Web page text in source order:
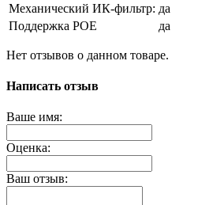
Механический ИК-фильтр: да
Поддержка POE
да
Нет отзывов о данном товаре.
Написать отзыв
Ваше имя:
Оценка:
Ваш отзыв: